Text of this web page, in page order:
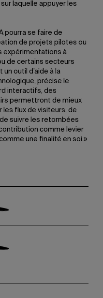
laquelle appuyer les
pourra se faire de
de projets pilotes ou
expérimentations à
de certains secteurs
un outil d’aide à la
précise le
interactifs, des
permettront de mieux
les flux de visiteurs, de
suivre les retombées
comme levier
une finalité en soi.»